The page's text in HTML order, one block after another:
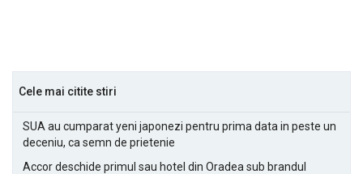
Cele mai citite stiri
SUA au cumparat yeni japonezi pentru prima data in peste un
deceniu, ca semn de prietenie
Accor deschide primul sau hotel din Oradea sub brandul